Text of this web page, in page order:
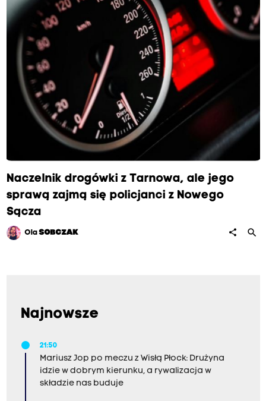
Naczelnik drogówki z Tarnowa, ale jego
sprawą zajmą się policjanci z Nowego
Sącza
OlaSOBCZAK share search
Najnowsze
21:50
Mariusz Jop po meczu z Wisłą Płock: Drużyna
idzie w dobrym kierunku, a rywalizacja w
składzie nas buduje